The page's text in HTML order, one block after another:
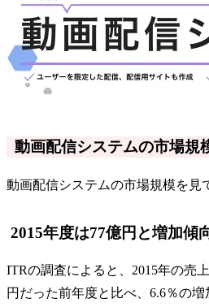
動画配信システムの市場規
動画配信システムの市場規模を見
2015年度は77億円と増加傾
ITRの調査によると、2015年の売
円だった前年度と比べ、6.6％の